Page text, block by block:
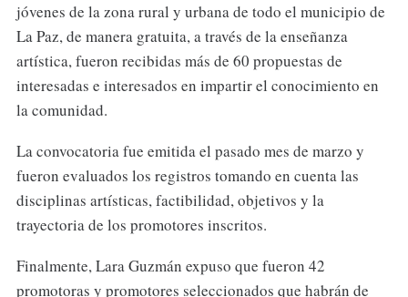
jóvenes de la zona rural y urbana de todo el municipio de
La Paz, de manera gratuita, a través de la enseñanza
artística, fueron recibidas más de 60 propuestas de
interesadas e interesados en impartir el conocimiento en
la comunidad.
La convocatoria fue emitida el pasado mes de marzo y
fueron evaluados los registros tomando en cuenta las
disciplinas artísticas, factibilidad, objetivos y la
trayectoria de los promotores inscritos.
Finalmente, Lara Guzmán expuso que fueron 42
promotoras y promotores seleccionados que habrán de